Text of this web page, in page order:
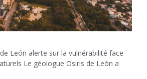
León alerte sur la vulnérabilité face
Le géologue Osiris de León a